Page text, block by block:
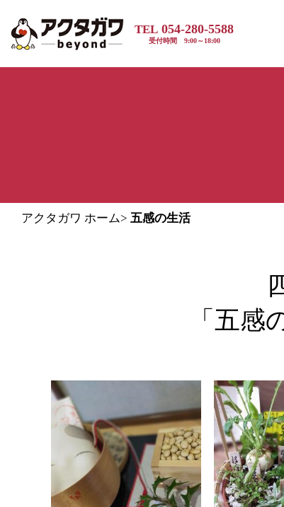
TEL 054-280-5588
受付時間 9:00～18:00
アクタガワ ホーム> 五感の生活
「五感